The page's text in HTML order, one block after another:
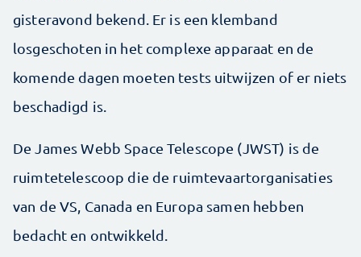
gisteravond bekend. Er is een klemband
losgeschoten in het complexe apparaat en de
komende dagen moeten tests uitwijzen of er niets
beschadigd is.
De James Webb Space Telescope (JWST) is de
ruimtetelescoop die de ruimtevaartorganisaties
van de VS, Canada en Europa samen hebben
bedacht en ontwikkeld.